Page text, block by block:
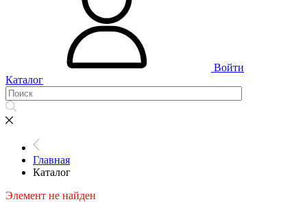
Войти
Каталог
Главная
Каталог
Элемент не найден